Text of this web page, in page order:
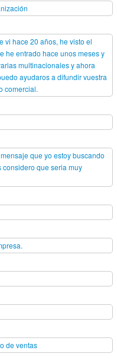
vi hace 20 años, he visto el
he entrado hace unos meses y
multinacionales y ahora
ayudaros a difundir vuestra
comercial.
que yo estoy buscando
considero que seria muy
de ventas